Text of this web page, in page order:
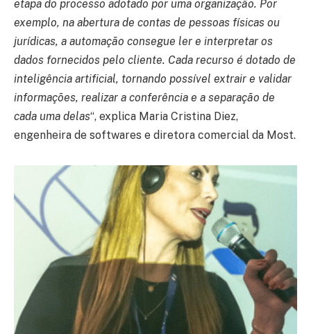
etapa do processo adotado por uma organização. Por
exemplo, na abertura de contas de pessoas físicas ou
jurídicas, a automação consegue ler e interpretar os
dados fornecidos pelo cliente. Cada recurso é dotado de
inteligência artificial, tornando possível extrair e validar
informações, realizar a conferência e a separação de
cada uma delas“, explica Maria Cristina Diez,
engenheira de softwares e diretora comercial da Most.